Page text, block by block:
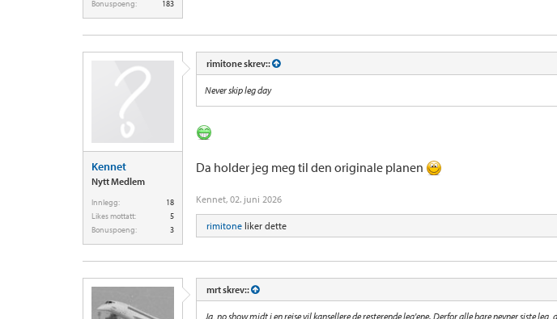
Bonuspoeng:
183
Kennet
Nytt Medlem
Innlegg:
18
Likes mottatt:
5
Bonuspoeng:
3
rimitone skrev::
Never skip leg day
Da holder jeg meg til den originale planen
Kennet, 02. juni 2026
rimitone liker dette
mrt skrev::
Ja, no show midt i en reise vil kansellere de resterende leg'ene. Derfor alle bare nevner siste